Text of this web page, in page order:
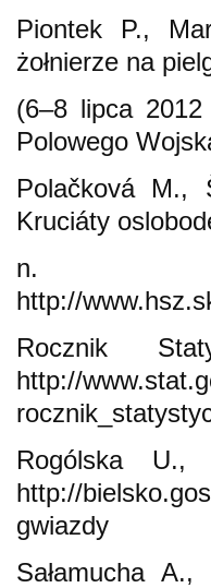
Piontek P.,
żołnierze na
(6–8 lipca 2012
Polowego
Polačková M.,
Kruciáty
n.
http://
Rocznik
http://
Rogólska U.,
http://
gwiazdy
Sałamucha